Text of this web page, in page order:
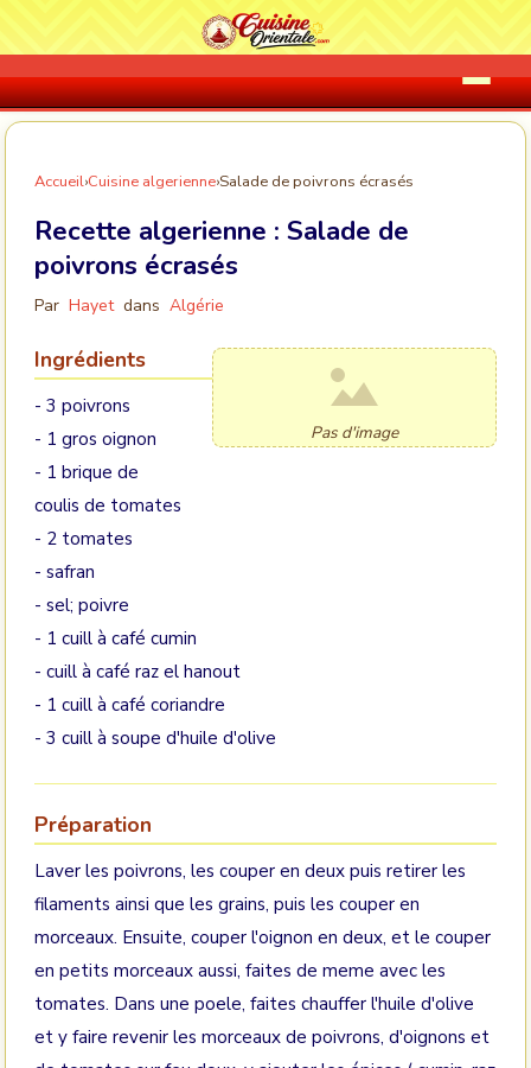
Accueil›Cuisine algerienne›Salade de poivrons écrasés
Recette algerienne : Salade de
poivrons écrasés
Par Hayet dans Algérie
Pas d'image
Ingrédients
- 3 poivrons
- 1 gros oignon
- 1 brique de
coulis de tomates
- 2 tomates
- safran
- sel; poivre
- 1 cuill à café cumin
- cuill à café raz el hanout
- 1 cuill à café coriandre
- 3 cuill à soupe d'huile d'olive
Préparation
Laver les poivrons, les couper en deux puis retirer les
filaments ainsi que les grains, puis les couper en
morceaux. Ensuite, couper l'oignon en deux, et le couper
en petits morceaux aussi, faites de meme avec les
tomates. Dans une poele, faites chauffer l'huile d'olive
et y faire revenir les morceaux de poivrons, d'oignons et